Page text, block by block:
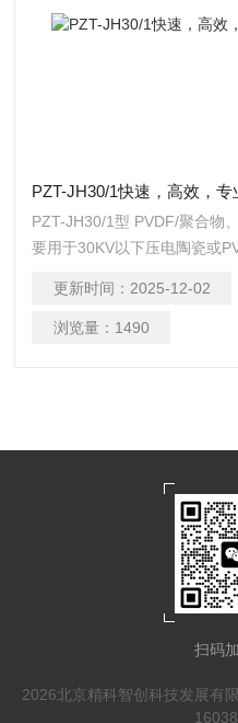
PZT-JH30/1快速，高效，
PZT-JH30/1型 PVDF/聚合物
要用于30KV以下压电陶瓷或
位，可以直接放置在实验桌
点： 一、产品主要特点： 1
更新时间： 2025-12-02
浏览量： 1490
扫码
2026北京精科智创科技发展有